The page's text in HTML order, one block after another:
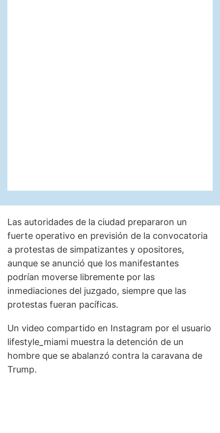
Las autoridades de la ciudad prepararon un
fuerte operativo en previsión de la convocatoria
a protestas de simpatizantes y opositores,
aunque se anunció que los manifestantes
podrían moverse libremente por las
inmediaciones del juzgado, siempre que las
protestas fueran pacíficas.
Un video compartido en Instagram por el usuario
lifestyle_miami muestra la detención de un
hombre que se abalanzó contra la caravana de
Trump.